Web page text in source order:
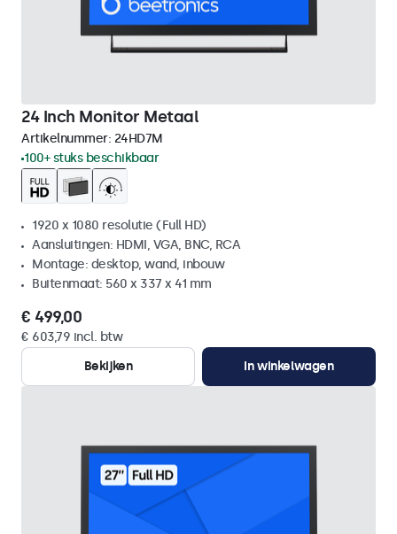
24 Inch Monitor Metaal
Artikelnummer: 24HD7M
100+ stuks beschikbaar
1920 x 1080 resolutie (Full HD)
Aansluitingen: HDMI, VGA, BNC, RCA
Montage: desktop, wand, inbouw
Buitenmaat: 560 x 337 x 41 mm
€ 499,00
€ 603,79 incl. btw
Bekijken
In winkelwagen